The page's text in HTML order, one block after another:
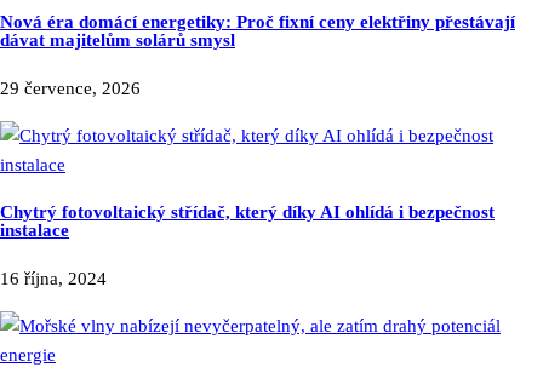
Nová éra domácí energetiky: Proč fixní ceny elektřiny přestávají
dávat majitelům solárů smysl
29 července, 2026
Chytrý fotovoltaický střídač, který díky AI ohlídá i bezpečnost
instalace
16 října, 2024